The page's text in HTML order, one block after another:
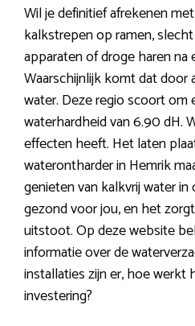
Wil je definitief afrekenen
kalkstrepen op ramen,
apparaten of droge haren na
Waarschijnlijk komt dat door
water. Deze regio scoort om
waterhardheid van 6.90 dH.
effecten heeft. Het laten
waterontharder in Hemrik
genieten van kalkvrij water in
gezond voor jou, en het
uitstoot. Op deze website
informatie over de
installaties zijn er, hoe werkt
investering?